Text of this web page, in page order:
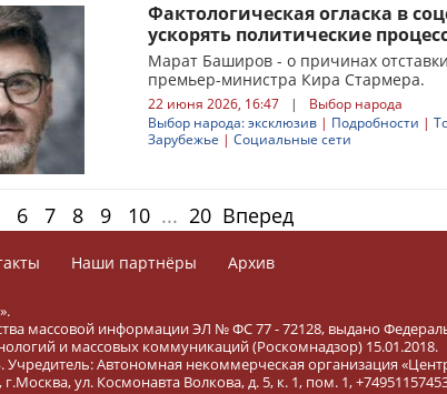
Фактологическая огласка в
ускорять политические
Марат Баширов - о причинах
премьер-министра Кира Стармера.
22 июня 2026, 16:47 |
Выбор народа
Выбор народа: эксклюзив | Подробности |
Зарубежье | Социальные сети
6 7 8 9 10 ... 20 Вперед
Наши партнёры Архив
массовой информации ЭЛ № ФС 77 - 72128, выдано
и массовых коммуникаций (Роскомнадзор) 15.01.2018.
Учредитель: Автономная некоммерческая организация
ул. Космонавта Волкова, д. 5, к. 1, пом. 1,